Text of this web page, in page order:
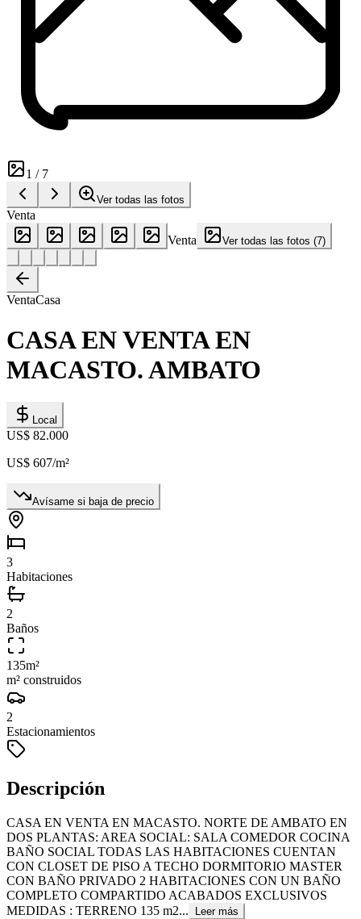
1 / 7
Ver todas las fotos
Venta
Venta
Ver todas las fotos (7)
VentaCasa
CASA EN VENTA EN
MACASTO. AMBATO
Local
US$ 82.000
US$ 607/m²
Avísame si baja de precio
3
Habitaciones
2
Baños
135m²
m² construidos
2
Estacionamientos
Descripción
CASA EN VENTA EN MACASTO. NORTE DE AMBATO EN
DOS PLANTAS: AREA SOCIAL: SALA COMEDOR COCINA
BAÑO SOCIAL TODAS LAS HABITACIONES CUENTAN
CON CLOSET DE PISO A TECHO DORMITORIO MASTER
CON BAÑO PRIVADO 2 HABITACIONES CON UN BAÑO
COMPLETO COMPARTIDO ACABADOS EXCLUSIVOS
MEDIDAS : TERRENO 135 m2...
Leer más